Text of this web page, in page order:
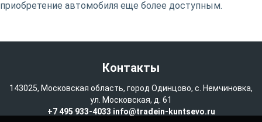
приобретение автомобиля еще более доступным.
Контакты
143025, Московская область, город Одинцово, с. Немчиновка,
ул. Московская, д. 61
+7 495 933-4033 info@tradein-kuntsevo.ru